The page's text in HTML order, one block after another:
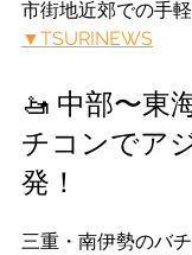
市街地近郊での手
▼TSURINEWS
🚤 中部〜東
チコンでア
発！
三重・南伊勢のバ